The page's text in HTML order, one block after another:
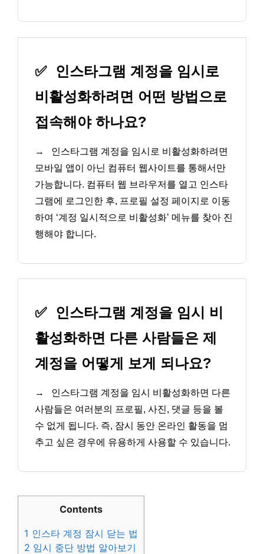
✅
인스타그램 계정을 임시로
비활성화하려면 어떤 방법으로
접속해야 하나요?
→
인스타그램 계정을 임시로 비활성화하려면
모바일 앱이 아닌 컴퓨터 웹사이트를 통해서만
가능합니다. 컴퓨터 웹 브라우저를 열고 인스타
그램에 로그인한 후, 프로필 설정 페이지로 이동
하여 ‘계정 일시적으로 비활성화’ 메뉴를 찾아 진
행해야 합니다.
✅
인스타그램 계정을 임시 비
활성화하면 다른 사람들은 제
계정을 어떻게 보게 되나요?
→
인스타그램 계정을 임시 비활성화하면 다른
사람들은 여러분의 프로필, 사진, 댓글 등을 볼
수 없게 됩니다. 즉, 잠시 동안 온라인 활동을 멈
추고 싶은 경우에 유용하게 사용할 수 있습니다.
Contents
1 인스타 계정 잠시 닫는 법
2 임시 중단 방법 알아보기